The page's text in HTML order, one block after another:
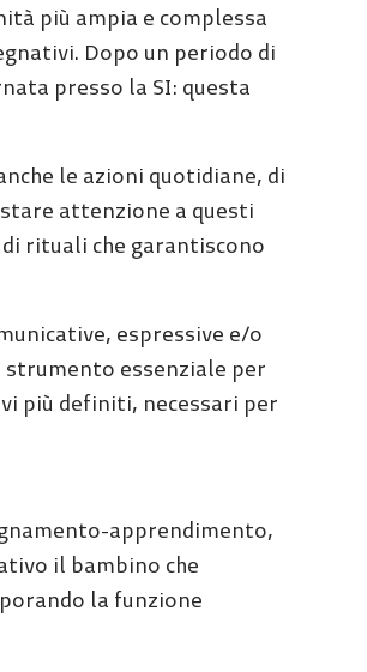
più ampia e complessa
Dopo un periodo di
presso la SI: questa
le azioni quotidiane, di
attenzione a questi
rituali che garantiscono
espressive e/o
essenziale per
più definiti, necessari per
apprendimento,
il bambino che
la funzione